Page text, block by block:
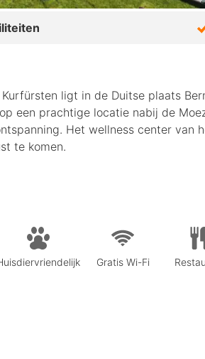
ligt in de Duitse plaats
een prachtige locatie nabij de
Het wellness center van
te komen.
Gratis Wi-Fi